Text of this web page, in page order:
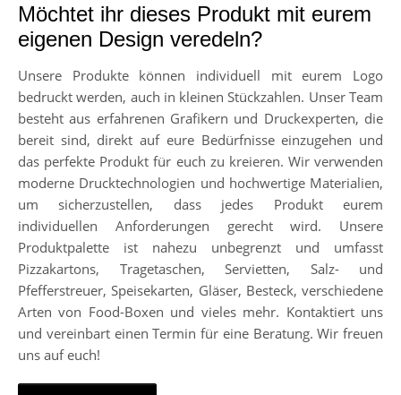
Möchtet ihr dieses Produkt mit eurem
eigenen Design veredeln?
Unsere Produkte können individuell mit eurem Logo
bedruckt werden, auch in kleinen Stückzahlen. Unser Team
besteht aus erfahrenen Grafikern und Druckexperten, die
bereit sind, direkt auf eure Bedürfnisse einzugehen und
das perfekte Produkt für euch zu kreieren. Wir verwenden
moderne Drucktechnologien und hochwertige Materialien,
um sicherzustellen, dass jedes Produkt eurem
individuellen Anforderungen gerecht wird. Unsere
Produktpalette ist nahezu unbegrenzt und umfasst
Pizzakartons, Tragetaschen, Servietten, Salz- und
Pfefferstreuer, Speisekarten, Gläser, Besteck, verschiedene
Arten von Food-Boxen und vieles mehr. Kontaktiert uns
und vereinbart einen Termin für eine Beratung. Wir freuen
uns auf euch!